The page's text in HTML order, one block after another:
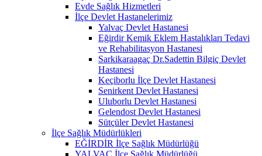
Evde Sağlık Hizmetleri
İlçe Devlet Hastanelerimiz
Yalvaç Devlet Hastanesi
Eğirdir Kemik Eklem Hastalıkları Tedavi
ve Rehabilitasyon Hastanesi
Sarkikaraagaç Dr.Sadettin Bilgiç Devlet
Hastanesi
Keçiborlu İlçe Devlet Hastanesi
Senirkent Devlet Hastanesi
Uluborlu Devlet Hastanesi
Gelendost Devlet Hastanesi
Sütçüler Devlet Hastanesi
İlçe Sağlık Müdürlükleri
EĞİRDİR İlçe Sağlık Müdürlüğü
YALVAÇ İlçe Sağlık Müdürlüğü